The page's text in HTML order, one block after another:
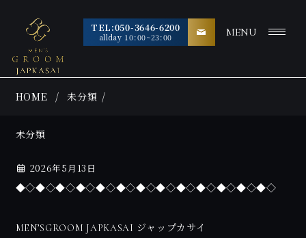
TEL:050-3646-6200
allday 10:00~23:00 MENU
HOME 未分類
未分類
2026年5月13日
◆◇◆◇◆◇◆◇◆◇◆◇◆◇◆◇◆◇◆◇◆◇◆◇◆◇
MEN’SGROOM JAPKASAI ジャップカサイ